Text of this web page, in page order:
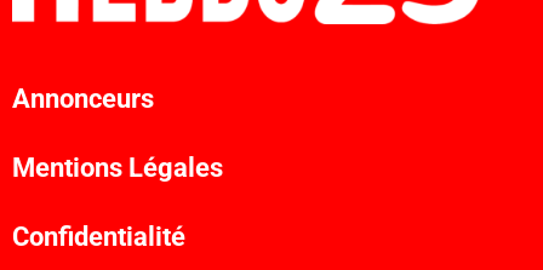
Annonceurs
Mentions Légales
Confidentialité